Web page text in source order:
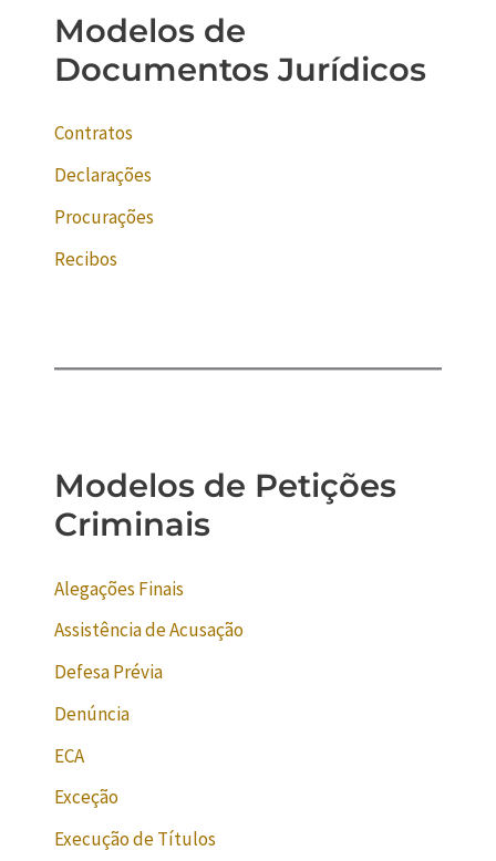
Modelos de
Documentos Jurídicos
Contratos
Declarações
Procurações
Recibos
Modelos de Petições
Criminais
Alegações Finais
Assistência de Acusação
Defesa Prévia
Denúncia
ECA
Exceção
Execução de Títulos